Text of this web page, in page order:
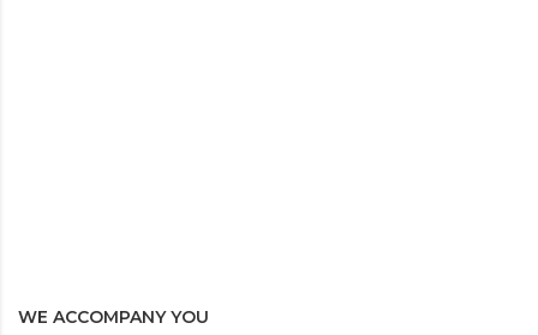
WE ACCOMPANY YOU